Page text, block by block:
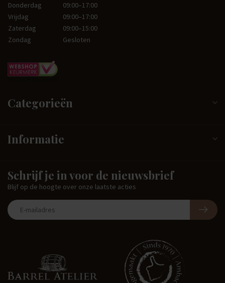
Donderdag
09:00–17:00
Vrijdag
09:00–17:00
Zaterdag
09:00–15:00
Zondag
Gesloten
Categorieën
Informatie
Schrijf je in voor de nieuwsbrief
Blijf op de hoogte over onze laatste acties